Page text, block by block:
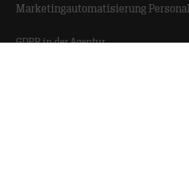
Marketingautomatisierung Personal
GDPR in der Agentur